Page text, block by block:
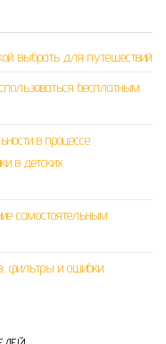
выбрать для путешествий
бесплатным
в процессе
в детских
самостоятельным
фильтры и ошибки